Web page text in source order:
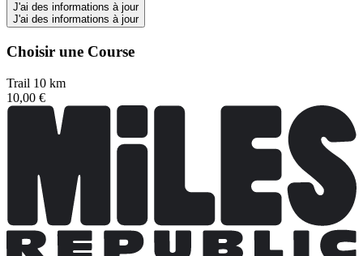
J'ai des informations à jour
J'ai des informations à jour
Choisir une Course
Trail 10 km
10,00 €